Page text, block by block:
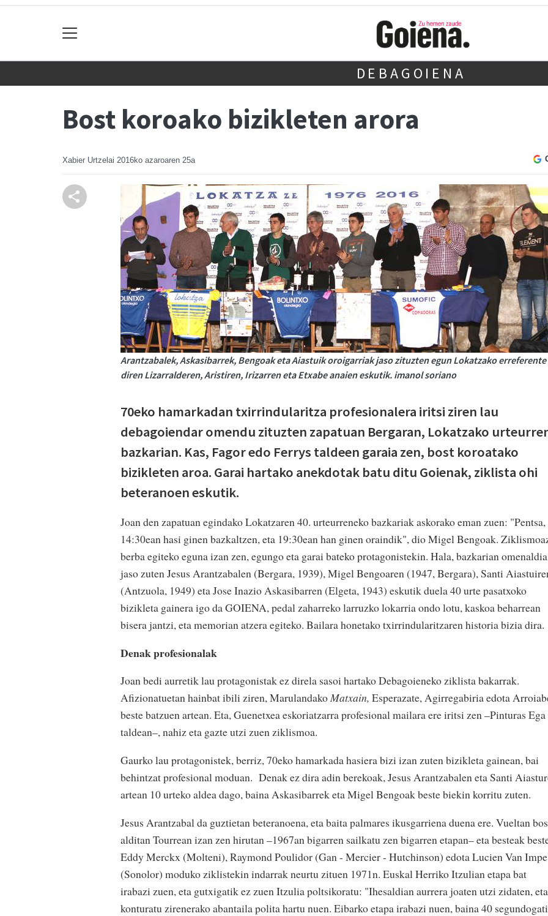
DEBAGOIENA
Bost koroako bizikleten arora
Xabier Urtzelai 2016ko azaroaren 25a
Arantzabalek, Askasibarrek, Bengoak eta Aiastuik oroigarriak jaso zituzten egun Lokatzako erreferente
diren Lizarralderen, Aristiren, Irizarren eta Etxabe anaien eskutik. imanol soriano
70eko hamarkadan txirrindularitza profesionalera iritsi ziren lau
debagoiendar omendu zituzten zapatuan Bergaran, Lokatzako
bazkarian. Kas, Fagor edo Ferrys taldeen garaia zen, bost koroatako
bizikleten aroa. Garai hartako anekdotak batu ditu Goienak, ziklista ohi
beteranoen eskutik.
Joan den zapatuan egindako Lokatzaren 40. urteurreneko bazkariak askorako eman zuen: "Pentsa,
14:30ean hasi ginen bazkaltzen, eta 19:30ean han ginen oraindik", dio Migel Bengoak.
berba egiteko eguna izan zen, egungo eta garai bateko protagonistekin. Hala, bazkarian omenaldia
jaso zuten Jesus Arantzabalen (Bergara, 1939), Migel Bengoaren (1947, Bergara), Santi
(Antzuola, 1949) eta Jose Inazio Askasibarren (Elgeta, 1943) eskutik duela 40 urte pasatxoko
bizikleta gainera igo da GOIENA, pedal zaharreko larruzko lokarria ondo lotu, kaskoa beharrean
bisera jantzi, eta memorian atzera egiteko. Bailara honetako txirrindularitzaren historia bizia
Denak profesionalak
Joan bedi aurretik lau protagonistak ez direla sasoi hartako Debagoieneko ziklista bakarrak.
Afizionatuetan hainbat ibili ziren, MarulandakoMatxain, Esperazate, Agirregabiria edota
beste batzuen artean. Eta, Guenetxea eskoriatzarra profesional mailara ere iritsi zen –Pinturas Ega
taldean–, nahiz eta gazte utzi zuen ziklismoa.
Gaurko lau protagonistek, berriz, 70eko hamarkada hasiera bizi izan zuten bizikleta gainean, bai
behintzat profesional moduan. Denak ez dira adin berekoak, Jesus Arantzabalen eta Santi
artean 10 urteko aldea dago, baina Askasibarrek eta Migel Bengoak beste biekin korritu zuten.
Jesus Arantzabal da guztietan beteranoena, eta baita palmares ikusgarriena duena ere. Vueltan
alditan Tourrean izan zen hirutan –1967an bigarren sailkatu zen bigarren etapan– eta besteak
Eddy Merckx (Molteni), Raymond Poulidor (Gan - Mercier - Hutchinson) edota Lucien Van Impe
(Sonolor) moduko ziklistekin indarrak neurtu zituen 1971n. Euskal Herriko Itzulian etapa bat
irabazi zuen, eta gutxigatik ez zuen Itzulia poltsikoratu: "Ihesaldian aurrera joaten utzi zidaten, eta
konturatu zirenerako abantaila polita hartu nuen. Eibarko etapa irabazi nuen, baina 40